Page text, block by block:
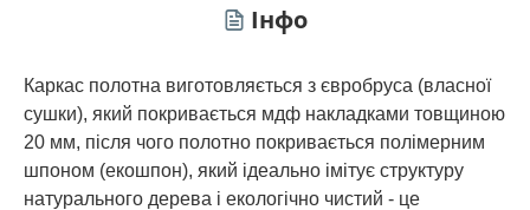
Інфо
Каркас полотна виготовляється з євробруса (власної
сушки), який покривається мдф накладками товщиною
20 мм, після чого полотно покривається полімерним
шпоном (екошпон), який ідеально імітує структуру
натурального дерева і екологічно чистий - це